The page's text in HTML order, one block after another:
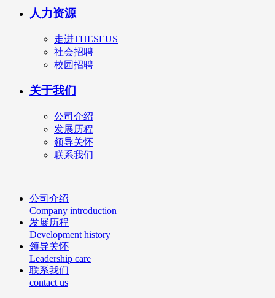
人力资源
走进THESEUS
社会招聘
校园招聘
关于我们
公司介绍
发展历程
领导关怀
联系我们
公司介绍
Company introduction
发展历程
Development history
领导关怀
Leadership care
联系我们
contact us